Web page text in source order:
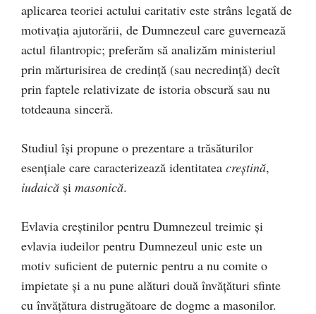
aplicarea teoriei actului caritativ este strâns legată de
motivaţia ajutorării, de Dumnezeul care guvernează
actul filantropic; preferăm să analizăm ministeriul
prin mărturisirea de credinţă (sau necredinţă) decît
prin faptele relativizate de istoria obscură sau nu
totdeauna sinceră.
Studiul îşi propune o prezentare a trăsăturilor
esenţiale care caracterizează identitatea creştină,
iudaică şi masonică.
Evlavia creştinilor pentru Dumnezeul treimic şi
evlavia iudeilor pentru Dumnezeul unic este un
motiv suficient de puternic pentru a nu comite o
impietate şi a nu pune alături două învăţături sfinte
cu învăţătura distrugătoare de dogme a masonilor.